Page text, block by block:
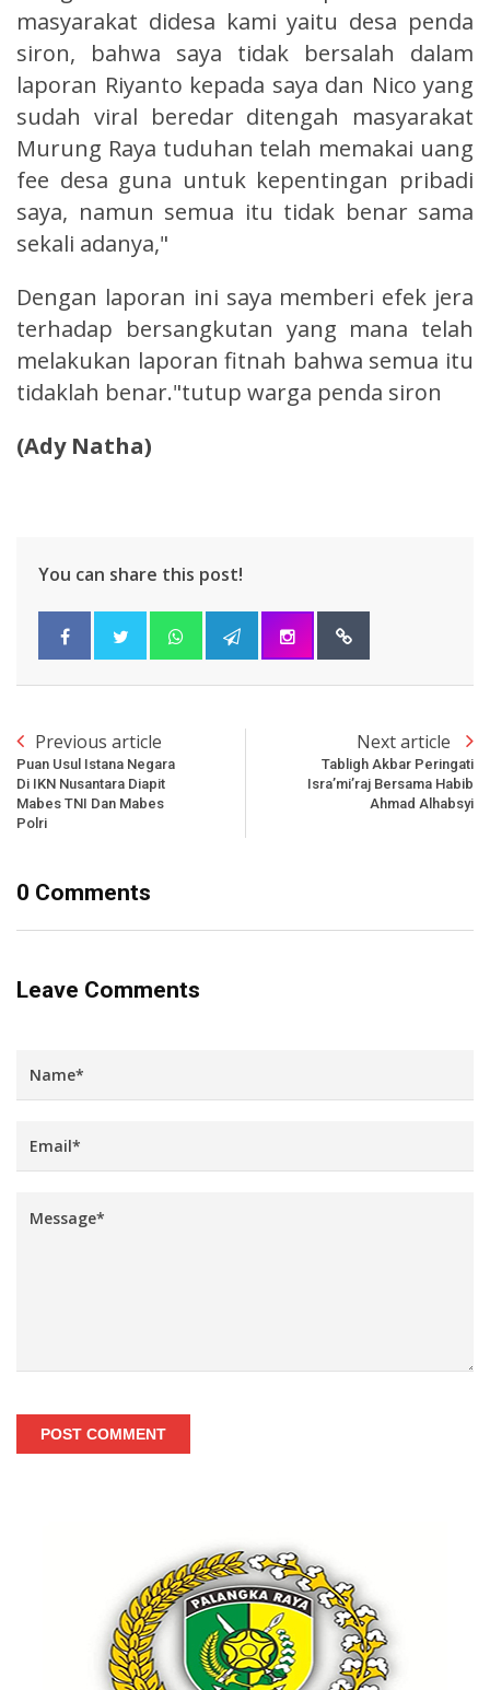
masyarakat didesa kami yaitu desa penda
siron, bahwa saya tidak bersalah dalam
laporan Riyanto kepada saya dan Nico yang
sudah viral beredar ditengah masyarakat
Murung Raya tuduhan telah memakai uang
fee desa guna untuk kepentingan pribadi
saya, namun semua itu tidak benar sama
sekali adanya,"
Dengan laporan ini saya memberi efek jera
terhadap bersangkutan yang mana telah
melakukan laporan fitnah bahwa semua itu
tidaklah benar."tutup warga penda siron
(Ady Natha)
You can share this post!
Previous article
Puan Usul Istana Negara
Di IKN Nusantara Diapit
Mabes TNI Dan Mabes
Polri
Next article
Tabligh Akbar Peringati
Isra’mi’raj Bersama Habib
Ahmad Alhabsyi
0 Comments
Leave Comments
POST COMMENT